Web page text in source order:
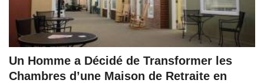
Un Homme a Décidé de Transformer les
Chambres d’une Maison de Retraite en